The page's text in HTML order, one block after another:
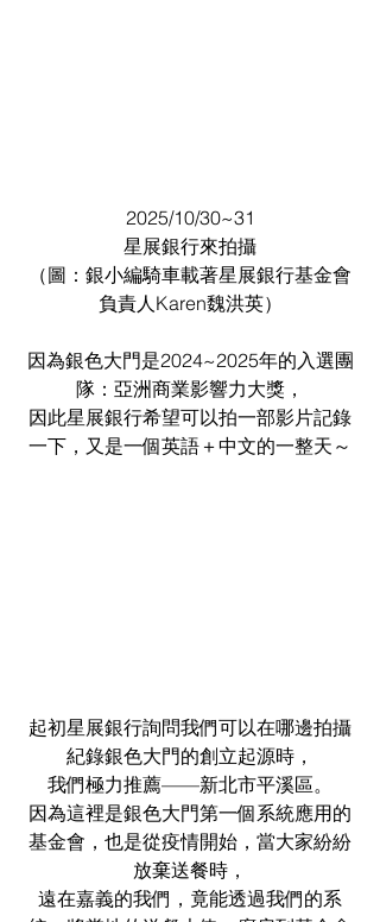
2025/10/30~31
星展銀行來拍攝
（圖：銀小編騎車載著星展銀行基金會
負責人Karen魏洪英）
因為銀色大門是2024~2025年的入選團
隊：亞洲商業影響力大獎，
因此星展銀行希望可以拍一部影片記錄
一下，又是一個英語＋中文的一整天～
起初星展銀行詢問我們可以在哪邊拍攝
紀錄銀色大門的創立起源時，
我們極力推薦——新北市平溪區。
因為這裡是銀色大門第一個系統應用的
基金會，也是從疫情開始，當大家紛紛
放棄送餐時，
遠在嘉義的我們，竟能透過我們的系